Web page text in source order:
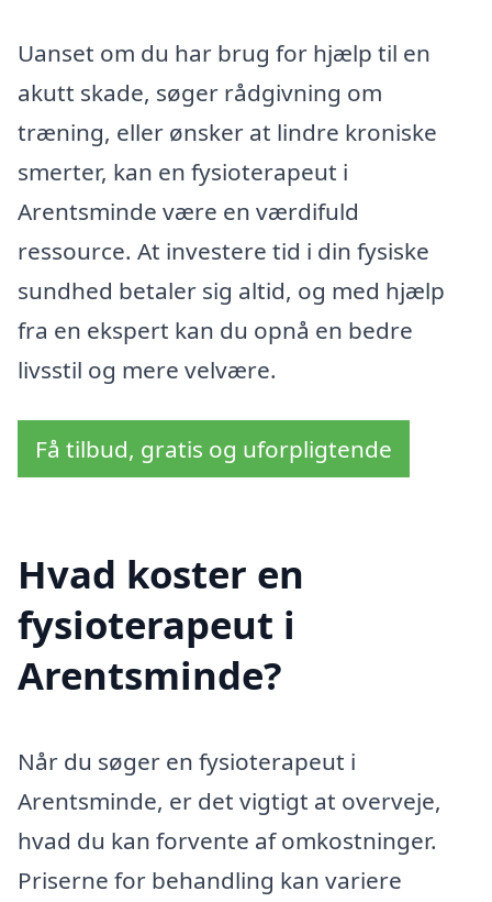
Uanset om du har brug for hjælp til en
akutt skade, søger rådgivning om
træning, eller ønsker at lindre kroniske
smerter, kan en fysioterapeut i
Arentsminde være en værdifuld
ressource. At investere tid i din fysiske
sundhed betaler sig altid, og med hjælp
fra en ekspert kan du opnå en bedre
livsstil og mere velvære.
Få tilbud, gratis og uforpligtende
Hvad koster en
fysioterapeut i
Arentsminde?
Når du søger en fysioterapeut i
Arentsminde, er det vigtigt at overveje,
hvad du kan forvente af omkostninger.
Priserne for behandling kan variere